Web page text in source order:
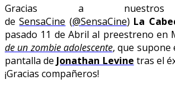
Gracias a nuestros
deSensaCine (@SensaCine) La
pasado 11 de Abril al preestreno en
de un zombie adolescente, que supone
pantalla de Jonathan Levine tras el
¡Gracias compañeros!